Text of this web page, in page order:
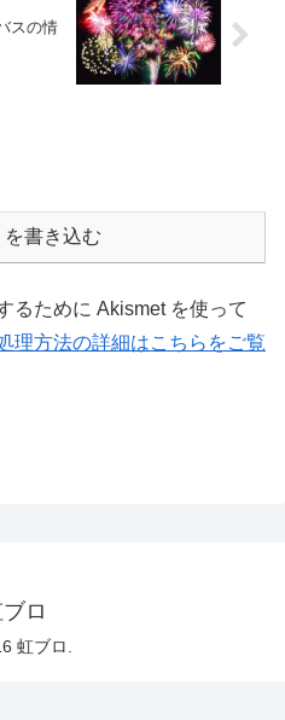
スの情
を書き込む
るために Akismet を使って
理方法の詳細はこちらをご覧
ロ
虹ブロ.